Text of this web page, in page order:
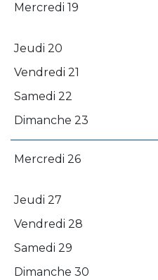
Mercredi 19
Jeudi 20
Vendredi 21
Samedi 22
Dimanche 23
Mercredi 26
Jeudi 27
Vendredi 28
Samedi 29
Dimanche 30